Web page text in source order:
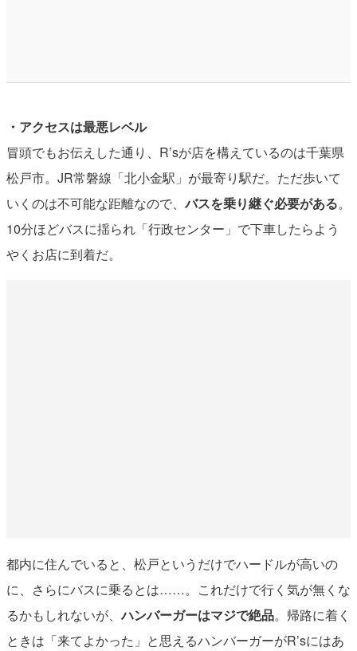
・アクセスは最悪レベル
冒頭でもお伝えした通り、R’sが店を構えているのは千葉県
松戸市。JR常磐線「北小金駅」が最寄り駅だ。ただ歩いて
いくのは不可能な距離なので、バスを乗り継ぐ必要がある。
10分ほどバスに揺られ「行政センター」で下車したらよう
やくお店に到着だ。
都内に住んでいると、松戸というだけでハードルが高いの
に、さらにバスに乗るとは……。これだけで行く気が無くな
るかもしれないが、ハンバーガーはマジで絶品。帰路に着く
ときは「来てよかった」と思えるハンバーガーがR’sにはあ